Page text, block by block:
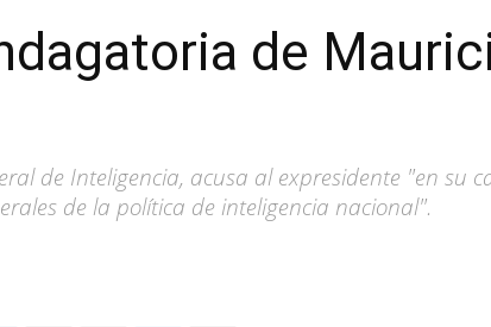
de
de Inteligencia, acusa al expresidente "en su
de la política de inteligencia nacional".